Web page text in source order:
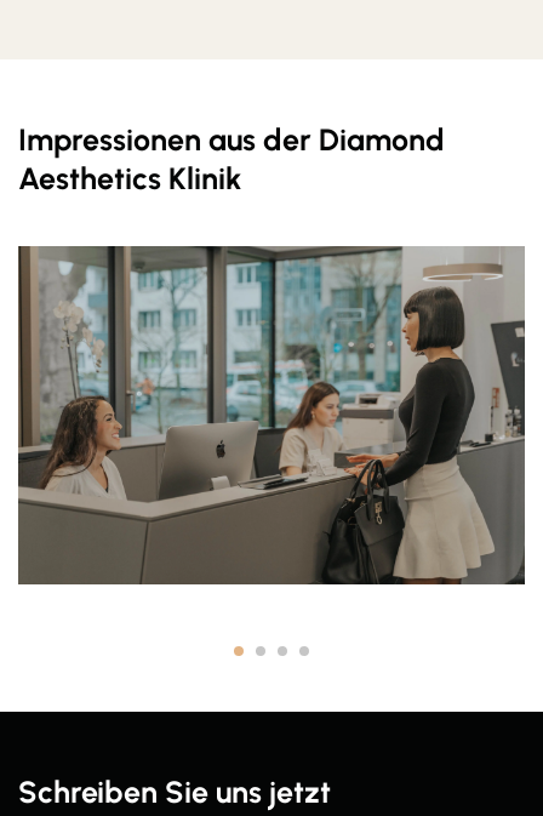
Impressionen aus der Diamond
Aesthetics Klinik
Schreiben Sie uns jetzt